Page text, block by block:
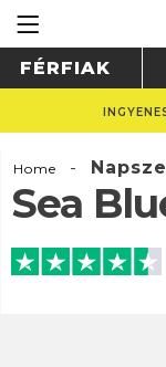
FÉRFIAK
Home -
Sea